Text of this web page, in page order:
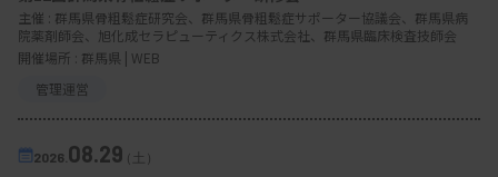
主催 : 群馬県骨粗鬆症研究会、群馬県骨粗鬆症サポーター協議会、群馬県病
院薬剤師会、旭化成セラピューティクス株式会社、群馬県臨床検査技師会
開催場所 : 群馬県 | WEB
管理運営
2026. 08.29（土）